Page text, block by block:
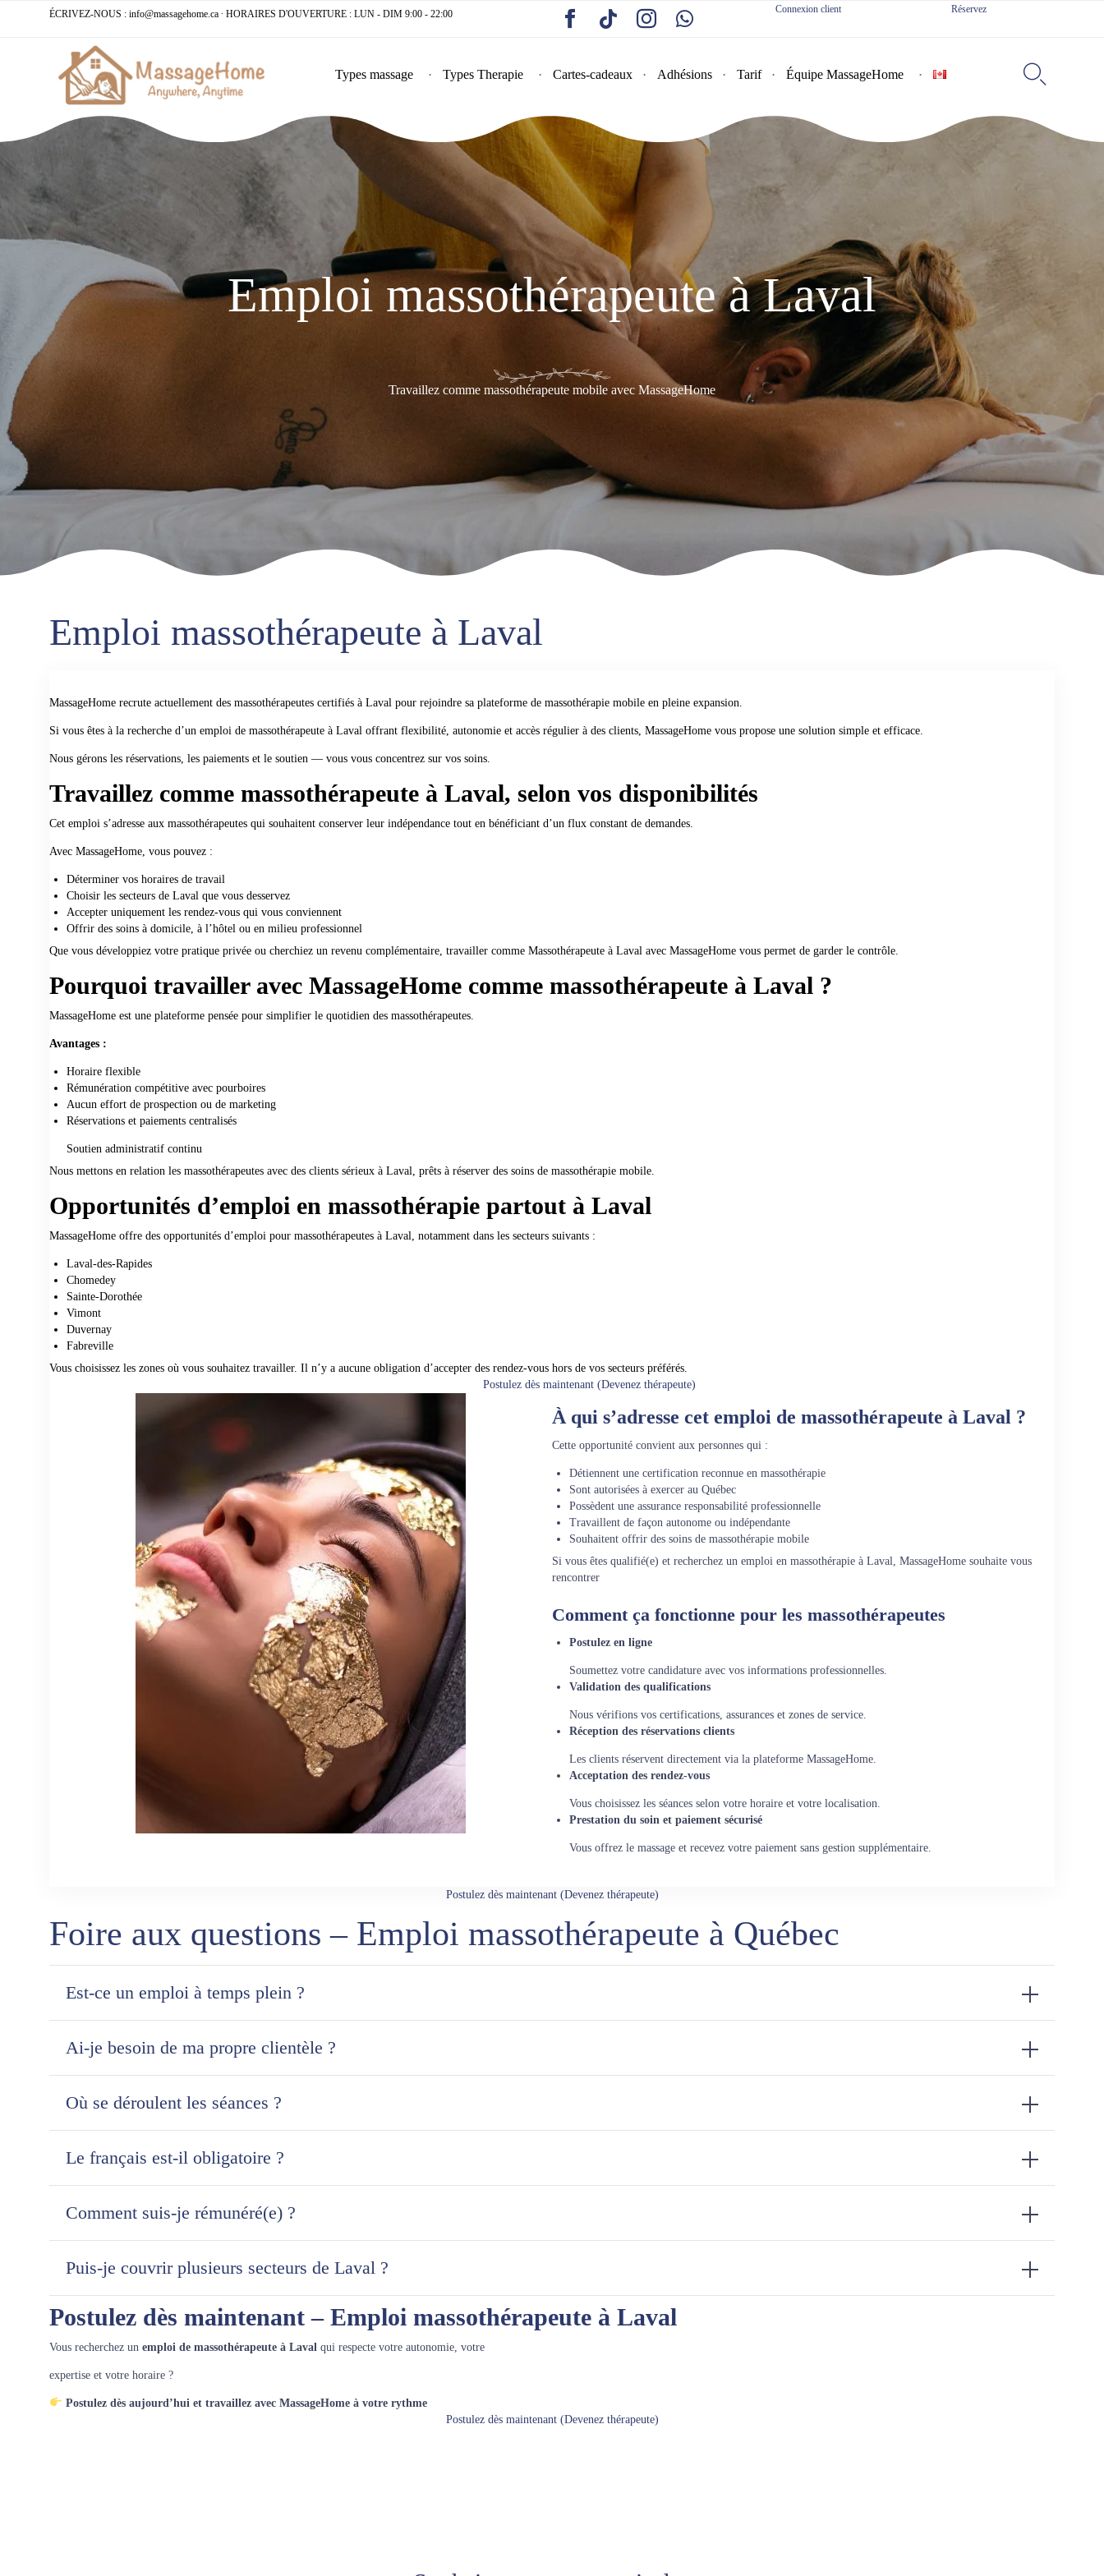
ÉCRIVEZ-NOUS : info@massagehome.ca ∙ HORAIRES D'OUVERTURE : LUN - DIM 9:00 - 22:00 Connexion client Réservez
content
Types massage Types Therapie Cartes-cadeaux Adhésions Tarif Équipe MassageHome 
Emploi massothérapeute à Laval
Travaillez comme massothérapeute mobile avec MassageHome
Emploi massothérapeute à Laval
MassageHome recrute actuellement des massothérapeutes certifiés à Laval pour rejoindre sa plateforme de massothérapie mobile en pleine expansion.
Si vous êtes à la recherche d’un emploi de massothérapeute à Laval offrant flexibilité, autonomie et accès régulier à des clients, MassageHome vous propose une solution simple et efficace.
Nous gérons les réservations, les paiements et le soutien — vous vous concentrez sur vos soins.
Travaillez comme massothérapeute à Laval, selon vos disponibilités
Cet emploi s’adresse aux massothérapeutes qui souhaitent conserver leur indépendance tout en bénéficiant d’un flux constant de demandes.
Avec MassageHome, vous pouvez :
Déterminer vos horaires de travail
Choisir les secteurs de Laval que vous desservez
Accepter uniquement les rendez-vous qui vous conviennent
Offrir des soins à domicile, à l’hôtel ou en milieu professionnel
Que vous développiez votre pratique privée ou cherchiez un revenu complémentaire, travailler comme Massothérapeute à Laval avec MassageHome vous permet de garder le contrôle.
Pourquoi travailler avec MassageHome comme massothérapeute à Laval ?
MassageHome est une plateforme pensée pour simplifier le quotidien des massothérapeutes.
Avantages :
Horaire flexible
Rémunération compétitive avec pourboires
Aucun effort de prospection ou de marketing
Réservations et paiements centralisés
Soutien administratif continu
Nous mettons en relation les massothérapeutes avec des clients sérieux à Laval, prêts à réserver des soins de massothérapie mobile.
Opportunités d’emploi en massothérapie partout à Laval
MassageHome offre des opportunités d’emploi pour massothérapeutes à Laval, notamment dans les secteurs suivants :
Laval-des-Rapides
Chomedey
Sainte-Dorothée
Vimont
Duvernay
Fabreville
Vous choisissez les zones où vous souhaitez travailler. Il n’y a aucune obligation d’accepter des rendez-vous hors de vos secteurs préférés.
Postulez dès maintenant (Devenez thérapeute)
À qui s’adresse cet emploi de massothérapeute à Laval ?
Cette opportunité convient aux personnes qui :
Détiennent une certification reconnue en massothérapie
Sont autorisées à exercer au Québec
Possèdent une assurance responsabilité professionnelle
Travaillent de façon autonome ou indépendante
Souhaitent offrir des soins de massothérapie mobile
Si vous êtes qualifié(e) et recherchez un emploi en massothérapie à Laval, MassageHome souhaite vous
rencontrer
Comment ça fonctionne pour les massothérapeutes
Postulez en ligne
Soumettez votre candidature avec vos informations professionnelles.
Validation des qualifications
Nous vérifions vos certifications, assurances et zones de service.
Réception des réservations clients
Les clients réservent directement via la plateforme MassageHome.
Acceptation des rendez-vous
Vous choisissez les séances selon votre horaire et votre localisation.
Prestation du soin et paiement sécurisé
Vous offrez le massage et recevez votre paiement sans gestion supplémentaire.
Postulez dès maintenant (Devenez thérapeute)
Foire aux questions – Emploi massothérapeute à Québec
Est-ce un emploi à temps plein ?
Ai-je besoin de ma propre clientèle ?
Où se déroulent les séances ?
Le français est-il obligatoire ?
Comment suis-je rémunéré(e) ?
Puis-je couvrir plusieurs secteurs de Laval ?
Postulez dès maintenant – Emploi massothérapeute à Laval
Vous recherchez un emploi de massothérapeute à Laval qui respecte votre autonomie, votre
expertise et votre horaire ?
Postulez dès aujourd’hui et travaillez avec MassageHome à votre rythme
Postulez dès maintenant (Devenez thérapeute)